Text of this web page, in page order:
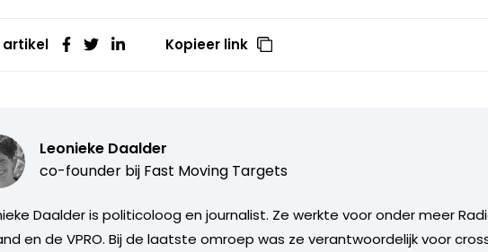
artikel Kopieer link
Leonieke Daalder
co-founder bij Fast Moving Targets
Daalder is politicoloog en journalist. Ze werkte voor onder meer
en de VPRO. Bij de laatste omroep was ze verantwoordelijk voor